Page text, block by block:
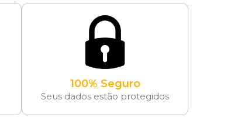
100% Seguro
Seus dados estão protegidos